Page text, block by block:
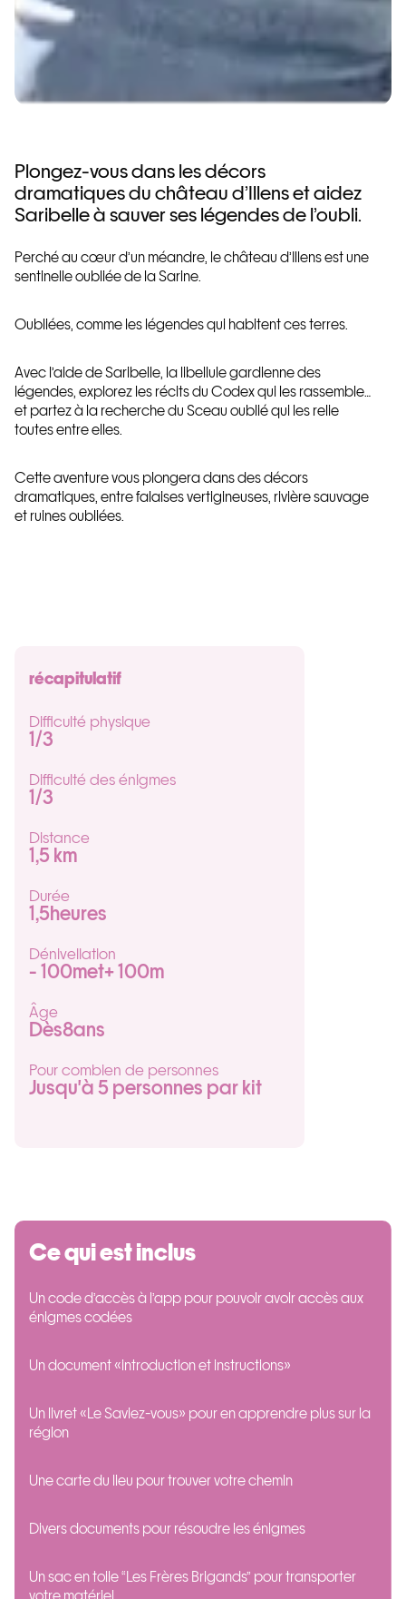
Plongez-vous dans les décors
dramatiques du château d’Illens et aidez
Saribelle à sauver ses légendes de l’oubli.
Perché au cœur d’un méandre, le château d’Illens est une
sentinelle oubliée de la Sarine.
Oubliées, comme les légendes qui habitent ces terres.
Avec l’aide de Saribelle, la libellule gardienne des
légendes, explorez les récits du Codex qui les rassemble…
et partez à la recherche du Sceau oublié qui les relie
toutes entre elles.
Cette aventure vous plongera dans des décors
dramatiques, entre falaises vertigineuses, rivière sauvage
et ruines oubliées.
récapitulatif
Difficulté physique
1/3
Difficulté des énigmes
1/3
Distance
1,5 km
Durée
1,5heures
Dénivellation
- 100met+ 100m
Âge
Dès8ans
Pour combien de personnes
Jusqu'à 5 personnes par kit
Ce qui est inclus
Un code d’accès à l’app pour pouvoir avoir accès aux
énigmes codées
Un document «introduction et instructions»
Un livret «Le Saviez-vous» pour en apprendre plus sur la
région
Une carte du lieu pour trouver votre chemin
Divers documents pour résoudre les énigmes
Un sac en toile “Les Frères Brigands” pour transporter